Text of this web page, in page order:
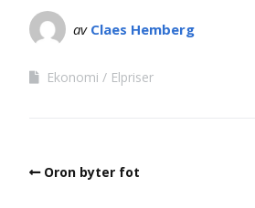
av Claes Hemberg
Ekonomi Elpriser
Oron byter fot